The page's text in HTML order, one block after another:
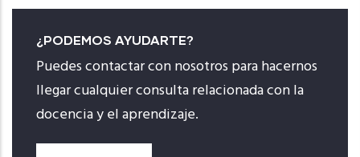
¿PODEMOS AYUDARTE?
Puedes contactar con nosotros para hacernos
llegar cualquier consulta relacionada con la
docencia y el aprendizaje.